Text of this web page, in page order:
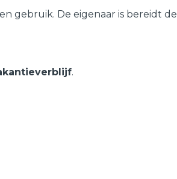
gebruik. De eigenaar is bereidt de
.